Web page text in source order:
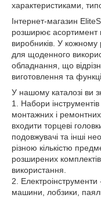
характеристиками,
Інтернет-магазин
розширює асортимент
виробників. У кожному
для щоденного
обладнання, що
виготовлення та
У нашому каталозі ви
1. Набори
монтажних і
входити торцеві
подовжувачі та інші
різною кількістю
розширених
використання.
2.
машини, лобзики,